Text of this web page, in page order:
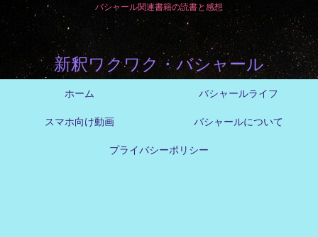
バシャール関連書籍の読書と感想
新釈ワクワク・バシャール
ホーム バシャールライフ
スマホ向け動画 バシャールについて
プライバシーポリシー